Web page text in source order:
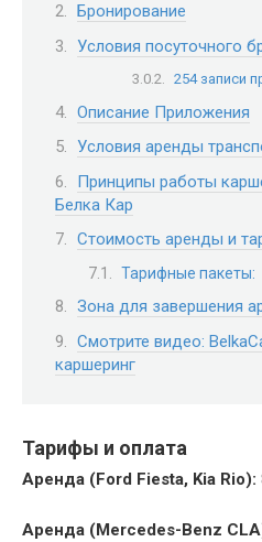
Бронирование
Условия посуточного
254 записи
Описание Приложения
Условия аренды
Принципы работы
Белка Кар
Стоимость аренды и
Тарифные пакеты:
Зона для завершения
Смотрите видео:
каршеринг
Тарифы и оплата
Аренда (Ford Fiesta, Kia Rio):
Аренда (Mercedes-Benz